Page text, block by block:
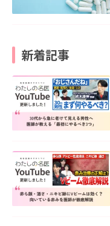
新着記事